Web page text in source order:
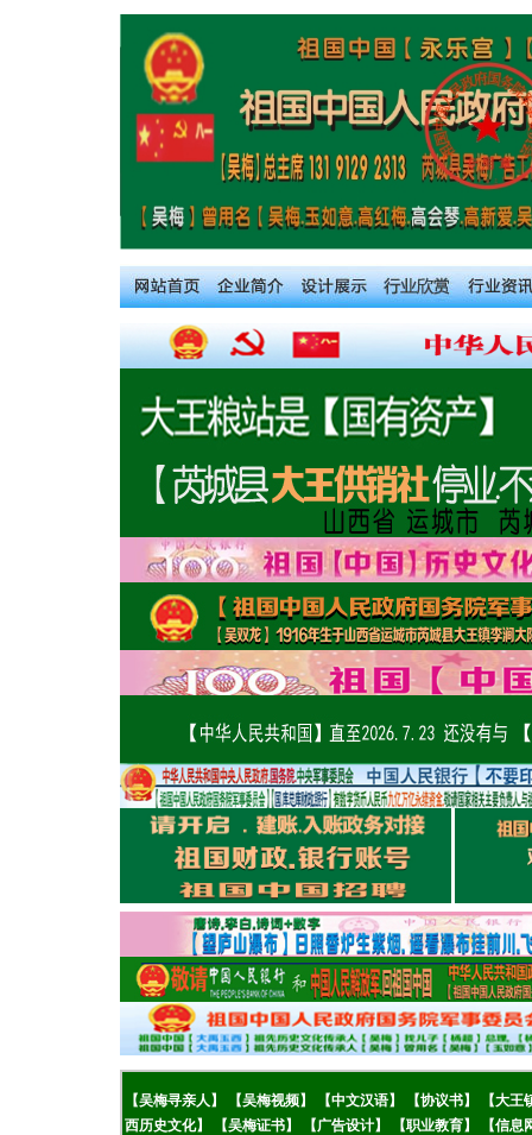
【吴梅寻亲人】 【吴梅视频】 【中文汉语】 【协议书】 【大王
西历史文化】
【吴梅证书】 【广告设计】 【职业教育】 【信息